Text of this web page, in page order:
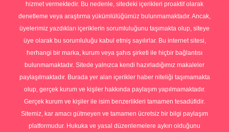
hizmet vermektedir. Bu nedenle, sitedeki içerikleri proaktif olarak
denetleme veya araştırma yükümlülüğümüz bulunmamaktadır. Ancak,
üyelerimiz yazdıkları içeriklerin sorumluluğunu taşımakta olup, siteye
üye olarak bu sorumluluğu kabul etmiş sayılırlar. Bu internet sitesi,
herhangi bir marka, kurum veya şahıs şirketi ile hiçbir bağlantısı
bulunmamaktadır. Sitede yalnızca kendi hazırladığımız makaleler
paylaşılmaktadır. Burada yer alan içerikler haber niteliği taşımamakta
olup, gerçek kurum ve kişiler hakkında paylaşım yapılmamaktadır.
Gerçek kurum ve kişiler ile isim benzerlikleri tamamen tesadüfidir.
Sitemiz, kar amacı gütmeyen ve tamamen ücretsiz bir bilgi paylaşım
platformudur. Hukuka ve yasal düzenlemelere aykırı olduğunu